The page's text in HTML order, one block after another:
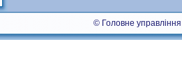
© Головне